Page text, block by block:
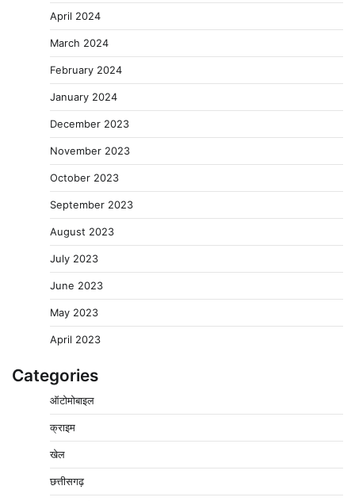
April 2024
March 2024
February 2024
January 2024
December 2023
November 2023
October 2023
September 2023
August 2023
July 2023
June 2023
May 2023
April 2023
Categories
ऑटोमोबाइल
क्राइम
खेल
छत्तीसगढ़
पहुंचने का अनुमान
Pavan Jat August 8, 2026 0
विशेष प्रवर्तन अभियान में नर्मदापुरम पुलिस की लगातार सख्ती